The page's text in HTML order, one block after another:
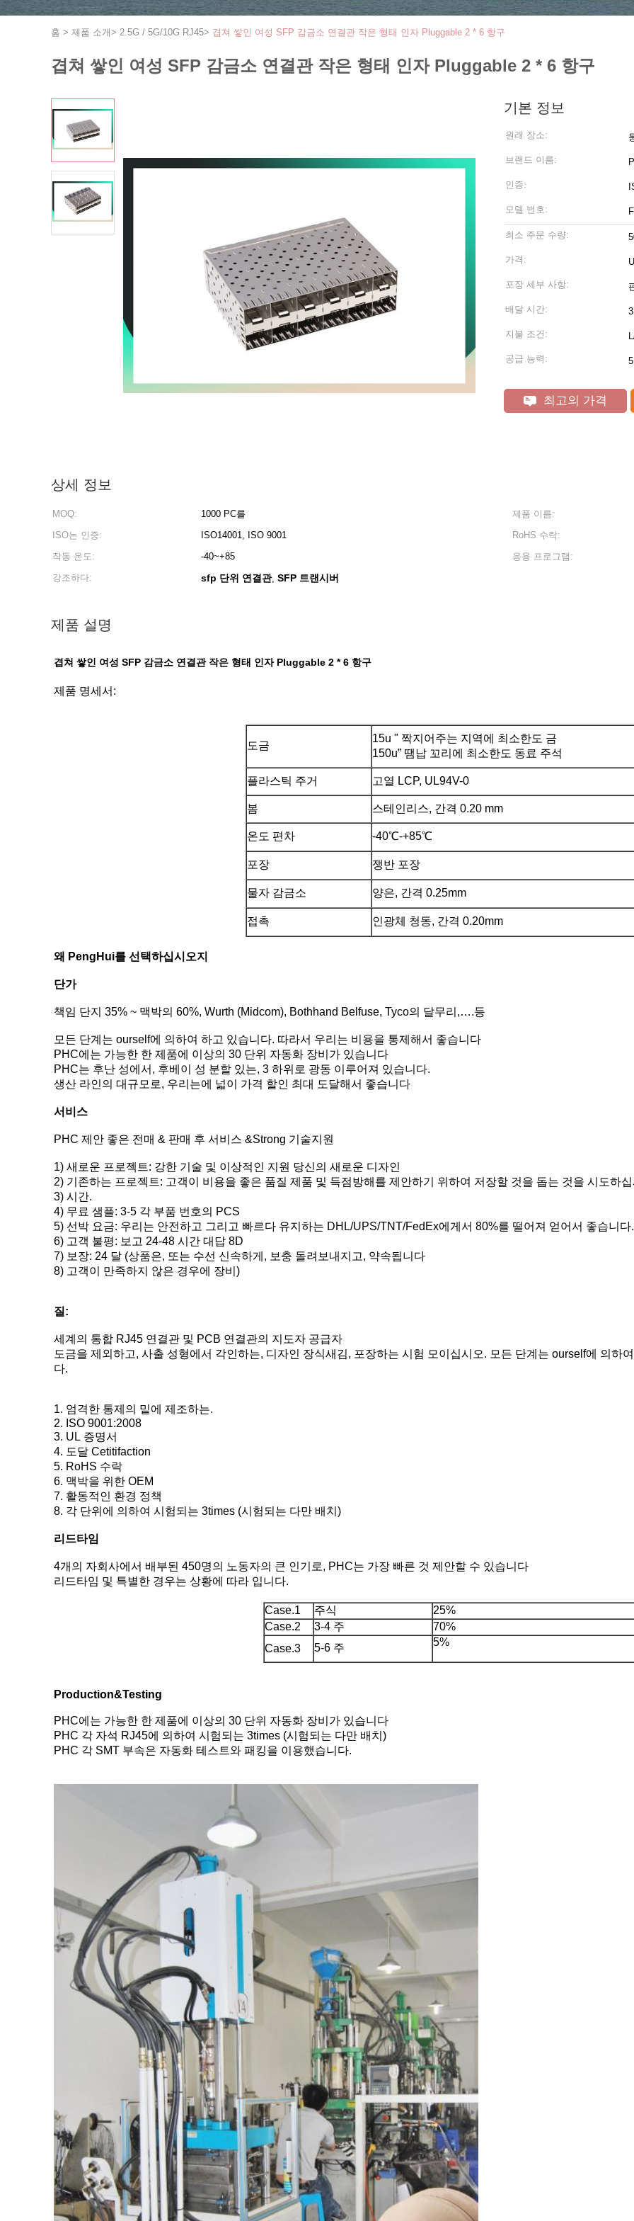
홈 > 제품 소개> 2.5G / 5G/10G RJ45> 겹쳐 쌓인 여성 SFP 감금소 연결관 작은 형태 인자 Pluggable 2 * 6 항구
겹쳐 쌓인 여성 SFP 감금소 연결관 작은 형태 인자 Pluggable 2 * 6 항구
기본 정보
원래 장소:
브랜드 이름:
인증:
모델 번호:
최소 주문 수량:
가격:
포장 세부 사항:
배달 시간:
지불 조건:
공급 능력:
최고의 가격
상세 정보
MOQ: 1000 PC를
제품 이름:
ISO는 인증:
ISO14001, ISO 9001
RoHS 수락:
작동 온도:
-40~+85
응용 프로그램:
강조하다:
sfp 단위 연결관, SFP 트랜시버
제품 설명
겹쳐 쌓인 여성 SFP 감금소 연결관 작은 형태 인자 Pluggable 2 * 6 항구
제품 명세서:
도금
15u " 짝지어주는 지역에 최소한도 금
150u” 땜납 꼬리에 최소한도 동료 주석
플라스틱 주거 고열 LCP, UL94V-0
봄 스테인리스, 간격 0.20 mm
온도 편차 -40℃-+85℃
포장 쟁반 포장
물자 감금소 양은, 간격 0.25mm
접촉 인광체 청동, 간격 0.20mm
왜 PengHui를 선택하십시오지
단가
책임 단지 35% ~ 맥박의 60%, Wurth (Midcom), Bothhand Belfuse, Tyco의 달무리,….등
모든 단계는 ourself에 의하여 하고 있습니다. 따라서 우리는 비용을 통제해서 좋습니다
PHC에는 가능한 한 제품에 이상의 30 단위 자동화 장비가 있습니다
PHC는 후난 성에서, 후베이 성 분할 있는, 3 하위로 광동 이루어져 있습니다.
생산 라인의 대규모로, 우리는에 넓이 가격 할인 최대 도달해서 좋습니다
서비스
PHC 제안 좋은 전매 & 판매 후 서비스 &Strong 기술지원
1) 새로운 프로젝트: 강한 기술 및 이상적인 지원 당신의 새로운 디자인
2) 기존하는 프로젝트: 고객이 비용을 좋은 품질 제품 및 득점방해를 제안하기 위하여 저장할 것을 돕는 것을 시도하
3) 시간.
4) 무료 샘플: 3-5 각 부품 번호의 PCS
5) 선박 요금: 우리는 안전하고 그리고 빠르다 유지하는 DHL/UPS/TNT/FedEx에게서 80%를 떨어져 얻어서 좋습니다.
6) 고객 불평: 보고 24-48 시간 대답 8D
7) 보장: 24 달 (상품은, 또는 수선 신속하게, 보충 돌려보내지고, 약속됩니다
8) 고객이 만족하지 않은 경우에 장비)
질:
세계의 통합 RJ45 연결관 및 PCB 연결관의 지도자 공급자
도금을 제외하고, 사출 성형에서 각인하는, 디자인 장식새김, 포장하는 시험 모이십시오. 모든 단계는 ourself에 의하
다.
1. 엄격한 통제의 밑에 제조하는.
2. ISO 9001:2008
3. UL 증명서
4. 도달 Cetitifaction
5. RoHS 수락
6. 맥박을 위한 OEM
7. 활동적인 환경 정책
8. 각 단위에 의하여 시험되는 3times (시험되는 다만 배치)
리드타임
4개의 자회사에서 배부된 450명의 노동자의 큰 인기로, PHC는 가장 빠른 것 제안할 수 있습니다
리드타임 및 특별한 경우는 상황에 따라 입니다.
Case.1 주식
25%
Case.2
3-4 주
70%
Case.3
5-6 주 5%
Production&Testing
PHC에는 가능한 한 제품에 이상의 30 단위 자동화 장비가 있습니다
PHC 각 자석 RJ45에 의하여 시험되는 3times (시험되는 다만 배치)
PHC 각 SMT 부속은 자동화 테스트와 패킹을 이용했습니다.